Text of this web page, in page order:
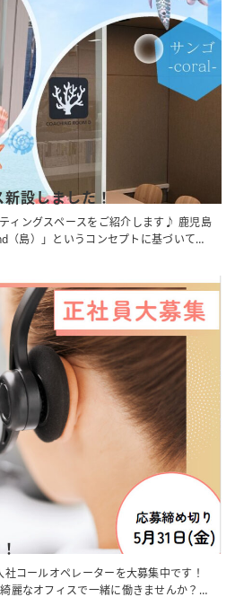
新設しました！
ィングスペースをご紹介します♪ 鹿児島
島）」というコンセプトに基づいて設
部屋の名前も「island（島）」にちなん
された「シェル（貝）」と「サンゴ（珊
イルカ）」や「マーメイド（人魚）」な
室も「ヒル（丘）」と「ビーチ（砂
になっていますので、過去に休憩室を紹
てくださいね♪ ...
コールオペレーターを大募集中です！
麗なオフィスで一緒に働きませんか？